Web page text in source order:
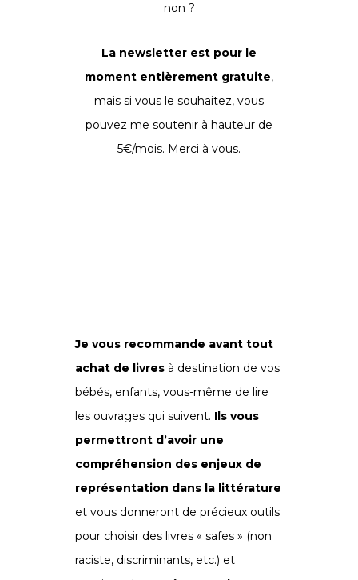
non ?
La newsletter est pour le
moment entièrement gratuite,
mais si vous le souhaitez, vous
pouvez me soutenir à hauteur de
5€/mois. Merci à vous.
Je vous recommande avant tout
achat de livres à destination de vos
bébés, enfants, vous-même de lire
les ouvrages qui suivent. Ils vous
permettront d’avoir une
compréhension des enjeux de
représentation dans la littérature
et vous donneront de précieux outils
pour choisir des livres « safes » (non
raciste, discriminants, etc.) et